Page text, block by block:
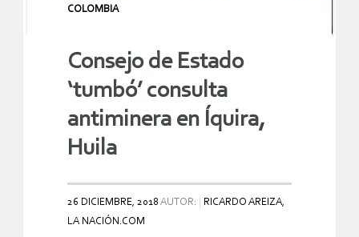
COLOMBIA
Consejo de Estado
‘tumbó’ consulta
antiminera en Íquira,
Huila
26 DICIEMBRE, 2018 AUTOR:
RICARDO AREIZA,
LA NACIÓN.COM